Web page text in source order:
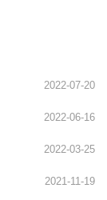
2022-07-20
2022-06-16
2022-03-25
2021-11-19